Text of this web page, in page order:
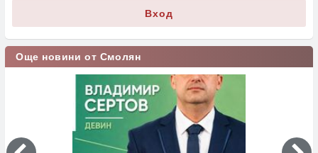
Вход
Още новини от Смолян